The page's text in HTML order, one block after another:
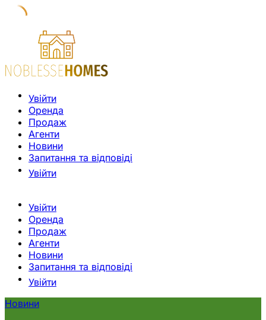
Увійти
Оренда
Продаж
Агенти
Новини
Запитання та відповіді
Увійти
Увійти
Оренда
Продаж
Агенти
Новини
Запитання та відповіді
Увійти
Новини